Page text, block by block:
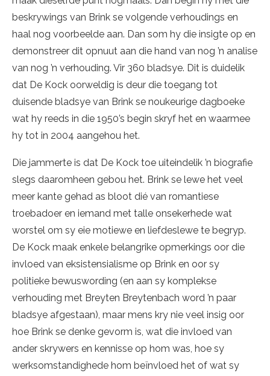
beskrywings van Brink se volgende verhoudings en
haal nog voorbeelde aan. Dan som hy die insigte op en
demonstreer dit opnuut aan die hand van nog ’n analise
van nog ’n verhouding. Vir 360 bladsye. Dit is duidelik
dat De Kock oorweldig is deur die toegang tot
duisende bladsye van Brink se noukeurige dagboeke
wat hy reeds in die 1950’s begin skryf het en waarmee
hy tot in 2004 aangehou het.
Die jammerte is dat De Kock toe uiteindelik ’n biografie
slegs daaromheen gebou het. Brink se lewe het veel
meer kante gehad as bloot dié van romantiese
troebadoer en iemand met talle onsekerhede wat
worstel om sy eie motiewe en liefdeslewe te begryp.
De Kock maak enkele belangrike opmerkings oor die
invloed van eksistensialisme op Brink en oor sy
politieke bewuswording (en aan sy komplekse
verhouding met Breyten Breytenbach word ’n paar
bladsye afgestaan), maar mens kry nie veel insig oor
hoe Brink se denke gevorm is, wat die invloed van
ander skrywers en kennisse op hom was, hoe sy
werksomstandighede hom beïnvloed het of wat sy